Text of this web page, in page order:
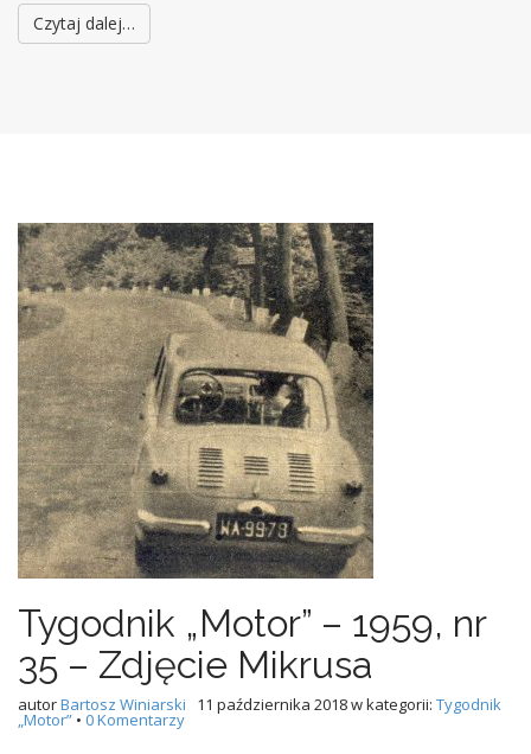
Czytaj dalej…
Tygodnik „Motor” – 1959, nr
35 – Zdjęcie Mikrusa
autorBartosz Winiarski 11 października 2018w kategorii: Tygodnik
„Motor” • 0 Komentarzy